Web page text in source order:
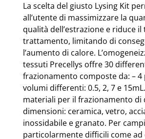
La scelta del giusto Lysing Kit
all’utente di massimizzare la
qualità dell’estrazione e riduce il
trattamento, limitando di
l’aumento di calore.
tessuti Precellys offre 30
frazionamento composte da: –
volumi differenti: 0.5, 2, 7 e
materiali per il frazionamento di
dimensioni: ceramica, vetro,
inossidabile e granato. Per
particolarmente difficili come ad